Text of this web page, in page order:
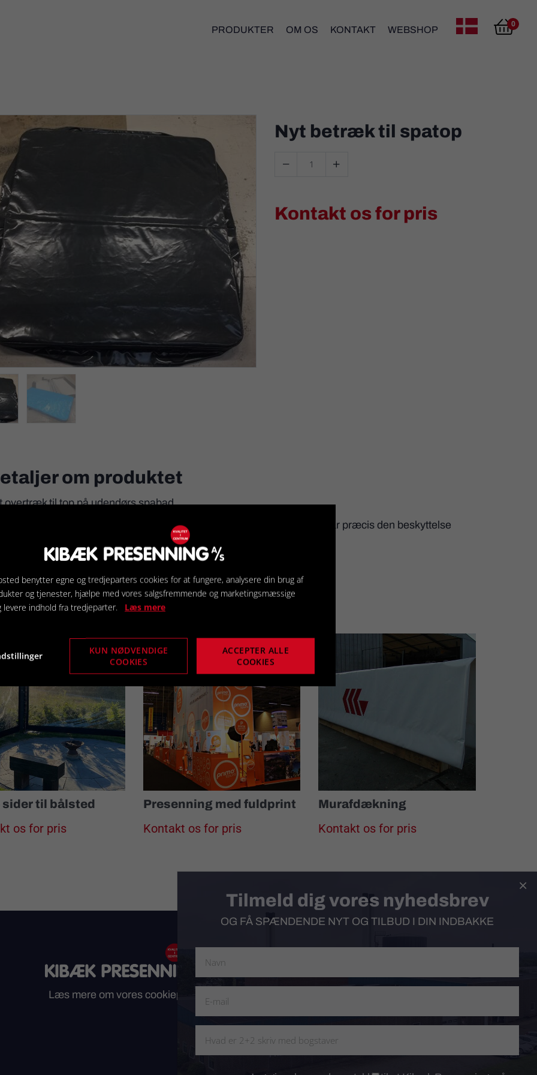
0
PRODUKTER OM OS KONTAKT WEBSHOP
Nyt betræk til spatop
 
Kontakt os for pris
om produktet
overtræk til top på udendørs spabad.
leverer specialløsninger til netop dine ønsker og behov - så dit spabad får præcis den beskyttelse
produkter
sider til bålsted
os for pris
Presenning med fuldprint
Kontakt os for pris
Murafdækning
Kontakt os for pris

Tilmeld dig vores nyhedsbrev
OG FÅ SPÆNDENDE NYT OG TILBUD I DIN INDBAKKE
Læs mere om vores cookiepolitik
Facebook
Facebook og få spændende
opdateringer, tilbud og nyheder.
benytter egne og tredjeparters cookies for at fungere, analysere din brug af
og tjenester, hjælpe med vores salgsfremmende og marketingsmæssige
levere indhold fra tredjeparter. Læs mere
KUN NØDVENDIGE
COOKIES
ACCEPTER ALLE
COOKIES